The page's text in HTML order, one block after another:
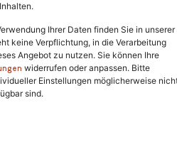
Ihrer Daten finden Sie in unserer
keine Verpflichtung, in die Verarbeitung
Angebot zu nutzen. Sie können Ihre
widerrufen oder anpassen. Bitte
Einstellungen möglicherweise
sind.
Rechte vorbehalten.